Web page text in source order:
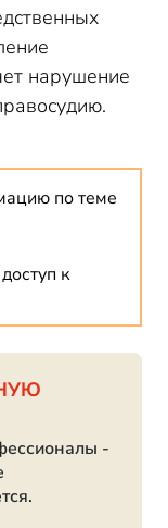
нарушение
по теме
к
-